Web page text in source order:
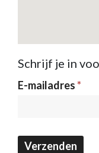
Schrijf je in
Nieuwsbrief
E-mailadres*
Verzenden